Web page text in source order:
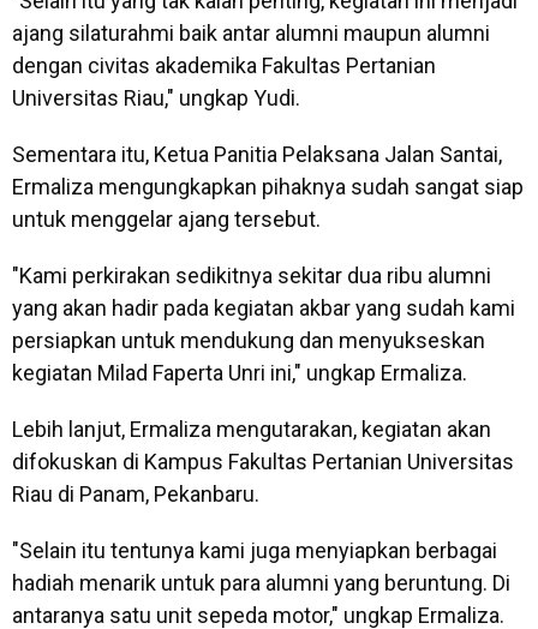
ajang silaturahmi baik antar alumni maupun alumni
dengan civitas akademika Fakultas Pertanian
Universitas Riau," ungkap Yudi.
Sementara itu, Ketua Panitia Pelaksana Jalan Santai,
Ermaliza mengungkapkan pihaknya sudah sangat siap
untuk menggelar ajang tersebut.
"Kami perkirakan sedikitnya sekitar dua ribu alumni
yang akan hadir pada kegiatan akbar yang sudah kami
persiapkan untuk mendukung dan menyukseskan
kegiatan Milad Faperta Unri ini," ungkap Ermaliza.
Lebih lanjut, Ermaliza mengutarakan, kegiatan akan
difokuskan di Kampus Fakultas Pertanian Universitas
Riau di Panam, Pekanbaru.
"Selain itu tentunya kami juga menyiapkan berbagai
hadiah menarik untuk para alumni yang beruntung. Di
antaranya satu unit sepeda motor," ungkap Ermaliza.